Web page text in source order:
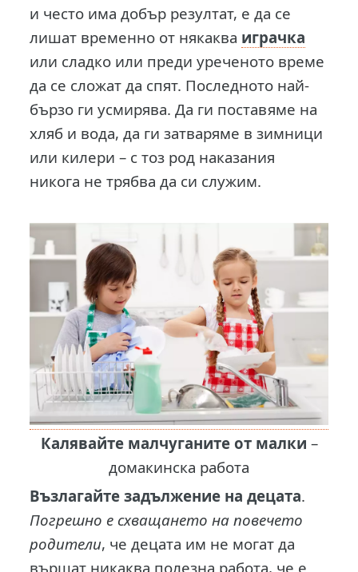
и често има добър резултат, е да се
лишат временно от някаква играчка
или сладко или преди уреченото време
да се сложат да спят. Последното най-
бързо ги усмирява. Да ги поставяме на
хляб и вода, да ги затваряме в зимници
или килери – с тоз род наказания
никога не трябва да си служим.
Калявайте малчуганите от малки –
домакинска работа
Възлагайте задължение на децата.
Погрешно е схващането на повечето
родители, че децата им не могат да
вършат никаква полезна работа, че е